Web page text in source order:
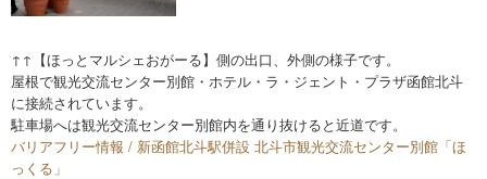
↑↑【ほっとマルシェおがーる】側の出口、外側の様子です。
屋根で観光交流センター別館・ホテル・ラ・ジェント・プラザ函館北斗
に接続されています。
駐車場へは観光交流センター別館内を通り抜けると近道です。
バリアフリー情報 / 新函館北斗駅併設 北斗市観光交流センター別館「ほ
っくる」